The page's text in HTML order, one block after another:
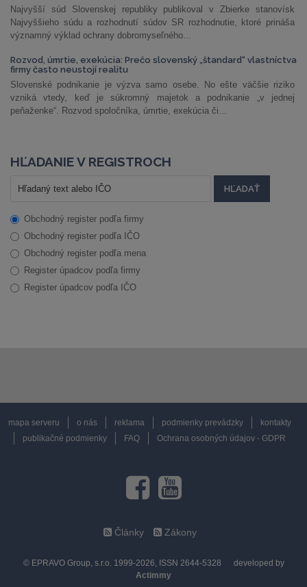
Najvyšší súd Slovenskej republiky publikoval v Zbierke stanovísk
Najvyššieho súdu a rozhodnutí súdov SR rozhodnutie, ktoré prináša
významný výklad ochrany dobromyseľného...
Rozvod, úmrtie, exekúcia: Prečo slovenský „štandard“ vlastníctva
firmy často neustojí realitu
Slovenské podnikanie je výzva samo osebe. No ešte väčšie riziko
vzniká vtedy, keď je súkromný majetok a podnikanie „v jednej
peňaženke“. Rozvod spoločníka, úmrtie, exekúcia či...
HĽADANIE V REGISTROCH
Obchodný register podľa firmy
Obchodný register podľa IČO
Obchodný register podľa mena
Register úpadcov podľa firmy
Register úpadcov podľa IČO
mapa serveru o nás reklama podmienky prevádzky
kontakty
publikačné podmienky
FAQ Ochrana osobných údajov - GDPR
Články Zákony
© EPRAVO Group, s.r.o. 1999-2026, ISSN 2644-5328
developed by
Actimmy